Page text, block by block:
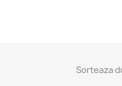
Sorteaza